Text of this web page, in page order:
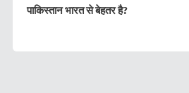
पाकिस्तान भारत से बेहतर है?